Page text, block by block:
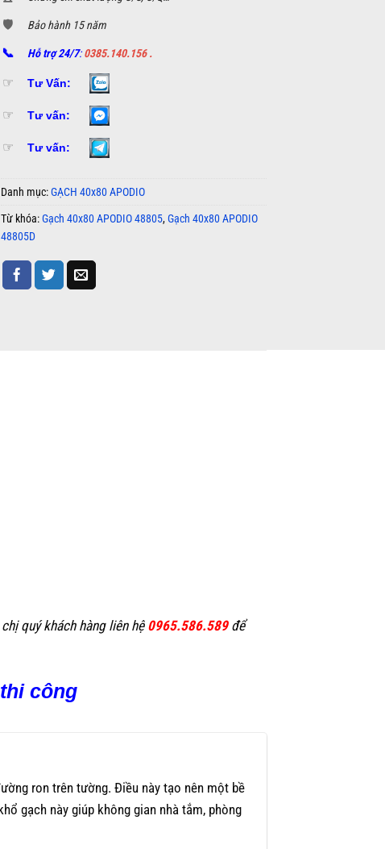
🛡️ Bảo hành 15 năm
📞 Hỗ trợ 24/7:0385.140.156 .
☞ Tư Vấn:
☞ Tư vấn:
☞ Tư vấn:
Danh mục:GẠCH 40x80 APODIO
Từ khóa:Gạch 40x80 APODIO 48805,Gạch 40x80 APODIO
48805D
quý khách hàng liên hệ 0965.586.589để
công
ron trên tường. Điều này tạo nên một bề
gạch này giúp không gian nhà tắm, phòng